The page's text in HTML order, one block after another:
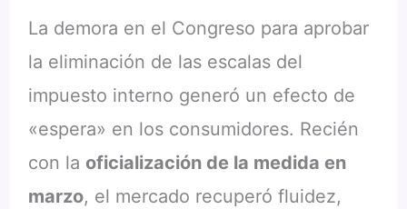
La demora en el Congreso para aprobar
la eliminación de las escalas del
impuesto interno generó un efecto de
«espera» en los consumidores. Recién
con la oficialización de la medida en
marzo, el mercado recuperó fluidez,